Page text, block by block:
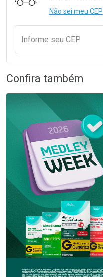
Não sei meu CEP
Informe seu CEP
Confira também